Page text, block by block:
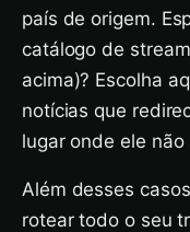
país de origem.
catálogo de
acima)? Escolha
notícias que
lugar onde ele não
Além desses
rotear todo o seu